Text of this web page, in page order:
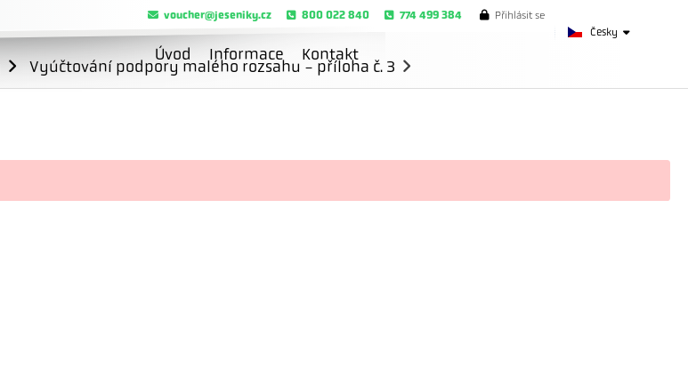
Česky
voucher@jeseniky.cz 800 022 840 774 499 384 Přihlásit se
Úvod Informace Kontakt
Vyúčtování podpory malého rozsahu - příloha č. 3